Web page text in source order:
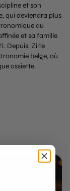
et son
qui deviendra plus
au
et sa famille
Depuis, Zilte
belge, où
assiette.